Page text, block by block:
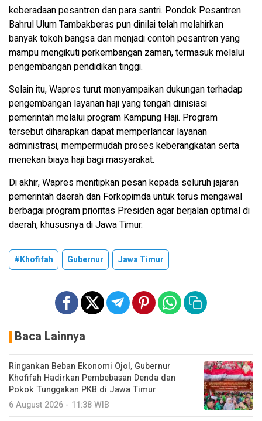
keberadaan pesantren dan para santri. Pondok Pesantren
Bahrul Ulum Tambakberas pun dinilai telah melahirkan
banyak tokoh bangsa dan menjadi contoh pesantren yang
mampu mengikuti perkembangan zaman, termasuk melalui
pengembangan pendidikan tinggi.
Selain itu, Wapres turut menyampaikan dukungan terhadap
pengembangan layanan haji yang tengah diinisiasi
pemerintah melalui program Kampung Haji. Program
tersebut diharapkan dapat memperlancar layanan
administrasi, mempermudah proses keberangkatan serta
menekan biaya haji bagi masyarakat.
Di akhir, Wapres menitipkan pesan kepada seluruh jajaran
pemerintah daerah dan Forkopimda untuk terus mengawal
berbagai program prioritas Presiden agar berjalan optimal di
daerah, khususnya di Jawa Timur.
#Khofifah Gubernur Jawa Timur
Baca Lainnya
Ringankan Beban Ekonomi Ojol, Gubernur
Khofifah Hadirkan Pembebasan Denda dan
Pokok Tunggakan PKB di Jawa Timur
6 August 2026 - 11:38 WIB